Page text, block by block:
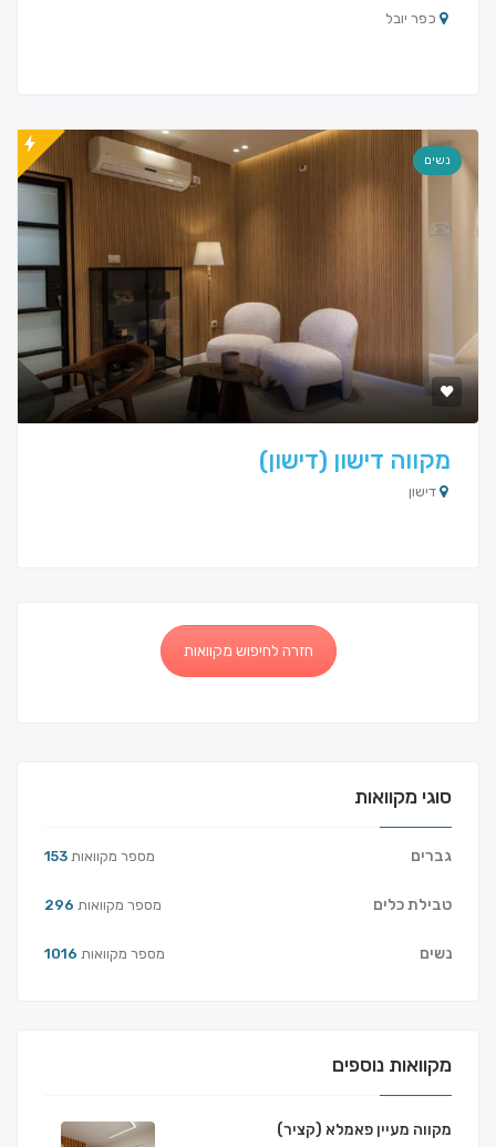
כפר יובל
נשים
מקווה דישון (דישון)
דישון
חזרה לחיפוש מקוואות
סוגי מקוואות
גברים 153 מספר מקוואות
טבילת כלים 296 מספר מקוואות
נשים 1016 מספר מקוואות
מקוואות נוספים
מקווה מעיין פאמלא (קציר)